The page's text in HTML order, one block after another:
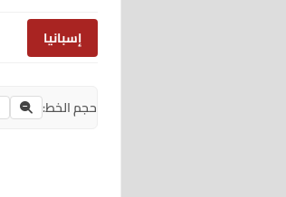
إسبانيا
حجم الخط: